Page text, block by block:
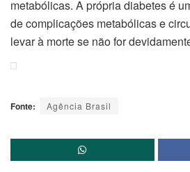
metabólicas. A própria diabetes é
de complicações metabólicas e
levar à morte se não for
Fonte: Agência Brasil